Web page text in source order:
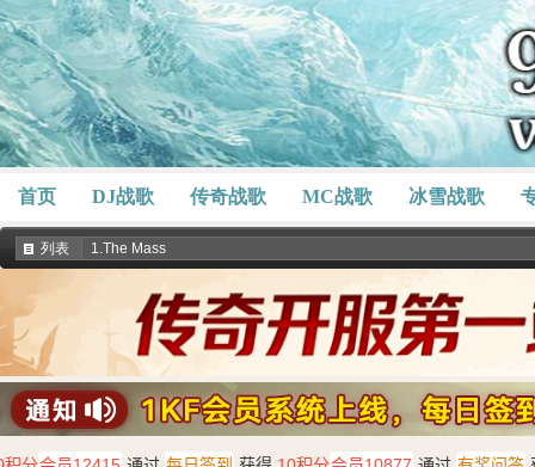
首页 DJ战歌 传奇战歌 MC战歌 冰雪战歌